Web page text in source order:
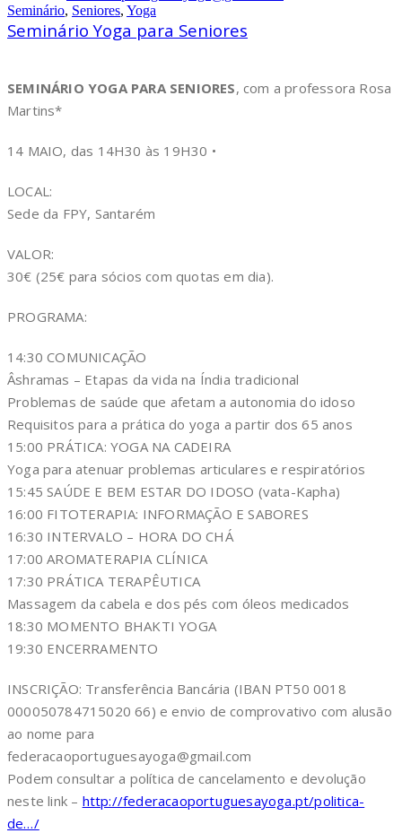
Seminário, Seniores, Yoga
Seminário Yoga para Seniores
SEMINÁRIO YOGA PARA SENIORES, com a professora Rosa
Martins*
14 MAIO, das 14H30 às 19H30 •
LOCAL:
Sede da FPY, Santarém
VALOR:
30€ (25€ para sócios com quotas em dia).
PROGRAMA:
14:30 COMUNICAÇÃO
Âshramas – Etapas da vida na Índia tradicional
Problemas de saúde que afetam a autonomia do idoso
Requisitos para a prática do yoga a partir dos 65 anos
15:00 PRÁTICA: YOGA NA CADEIRA
Yoga para atenuar problemas articulares e respiratórios
15:45 SAÚDE E BEM ESTAR DO IDOSO (vata-Kapha)
16:00 FITOTERAPIA: INFORMAÇÃO E SABORES
16:30 INTERVALO – HORA DO CHÁ
17:00 AROMATERAPIA CLÍNICA
17:30 PRÁTICA TERAPÊUTICA
Massagem da cabela e dos pés com óleos medicados
18:30 MOMENTO BHAKTI YOGA
19:30 ENCERRAMENTO
INSCRIÇÃO: Transferência Bancária (IBAN PT50 0018
000050784715020 66) e envio de comprovativo com alusão
ao nome para
federacaoportuguesayoga@gmail.com
Podem consultar a política de cancelamento e devolução
neste link – http://federacaoportuguesayoga.pt/politica-
de…/